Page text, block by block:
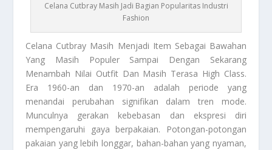
Celana Cutbray Masih Jadi Bagian Popularitas Industri
Fashion
Celana Cutbray Masih Menjadi Item Sebagai Bawahan
Yang Masih Populer Sampai Dengan Sekarang
Menambah Nilai Outfit Dan Masih Terasa High Class.
Era 1960-an dan 1970-an adalah periode yang
menandai perubahan signifikan dalam tren mode.
Munculnya gerakan kebebasan dan ekspresi diri
mempengaruhi gaya berpakaian. Potongan-potongan
pakaian yang lebih longgar, bahan-bahan yang nyaman,